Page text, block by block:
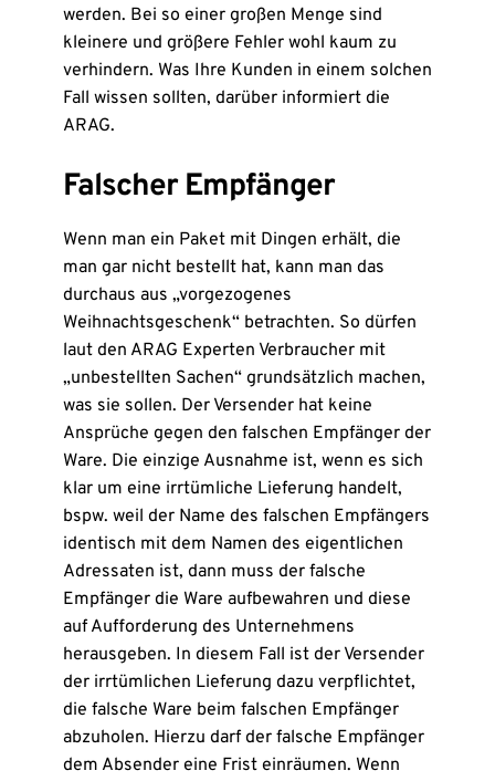
werden. Bei so einer großen Menge sind
kleinere und größere Fehler wohl kaum zu
verhindern. Was Ihre Kunden in einem solchen
Fall wissen sollten, darüber informiert die
ARAG.
Falscher Empfänger
Wenn man ein Paket mit Dingen erhält, die
man gar nicht bestellt hat, kann man das
durchaus aus „vorgezogenes
Weihnachtsgeschenk“ betrachten. So dürfen
laut den ARAG Experten Verbraucher mit
„unbestellten Sachen“ grundsätzlich machen,
was sie sollen. Der Versender hat keine
Ansprüche gegen den falschen Empfänger der
Ware. Die einzige Ausnahme ist, wenn es sich
klar um eine irrtümliche Lieferung handelt,
bspw. weil der Name des falschen Empfängers
identisch mit dem Namen des eigentlichen
Adressaten ist, dann muss der falsche
Empfänger die Ware aufbewahren und diese
auf Aufforderung des Unternehmens
herausgeben. In diesem Fall ist der Versender
der irrtümlichen Lieferung dazu verpflichtet,
die falsche Ware beim falschen Empfänger
abzuholen. Hierzu darf der falsche Empfänger
dem Absender eine Frist einräumen. Wenn